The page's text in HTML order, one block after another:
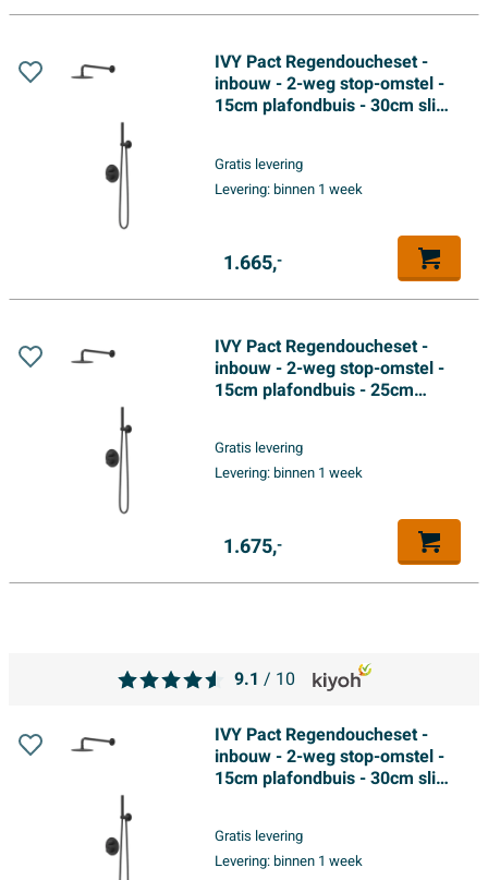
IVY Pact Regendoucheset -
inbouw - 2-weg stop-omstel -
15cm plafondbuis - 30cm slim
doucheslang - 3-standen
handdouche - Mat zwart PED
Gratis levering
Levering:binnen 1 week
1.665,-
IVY Pact Regendoucheset -
inbouw - 2-weg stop-omstel -
15cm plafondbuis - 25cm
doucheslang - staafmodel
handdouche - Mat zwart PED
Gratis levering
Levering:binnen 1 week
1.675,-
IVY Pact Regendoucheset -
inbouw - 2-weg stop-omstel -
15cm plafondbuis - 30cm slim
doucheslang - 3-standen
handdouche - Mat zwart PED
Gratis levering
Levering:binnen 1 week
9.1 / 10